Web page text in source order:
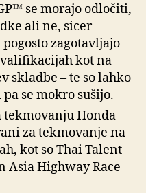
se morajo odločiti,
ali ne, sicer
zagotavljajo
kot na
skladbe – te so lahko
se mokro sušijo.
tekmovanju Honda
za tekmovanje na
kot so Thai Talent
Asia Highway Race